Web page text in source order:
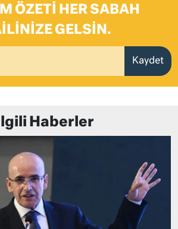
ÖZETI HER SABAH
GELSIN.
Kaydet
İlgili Haberler